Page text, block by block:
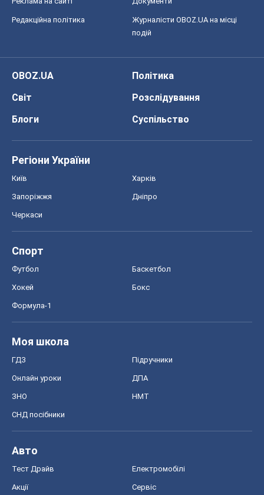
Редакційна політика
Журналісти OBOZ.UA на місці
подій
OBOZ.UA
Політика
Світ
Розслідування
Блоги
Суспільство
Регіони України
Київ Харків
Запоріжжя Дніпро
Черкаси
Спорт
Футбол Баскетбол
Хокей Бокс
Формула-1
Моя школа
ГДЗ Підручники
Онлайн уроки ДПА
ЗНО НМТ
СНД посібники
Авто
Тест Драйв Електромобілі
Акції Сервіс